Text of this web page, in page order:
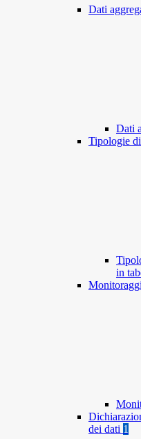
Dati
Dati
Tipologie
in
dei dati 1